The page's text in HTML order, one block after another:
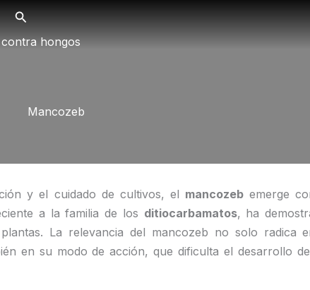
Buscar
hongos
Mancozeb
y el cuidado de cultivos, el mancozeb emerge
a la familia de los ditiocarbamatos, ha
La relevancia del mancozeb no solo radica
en su modo de acción, que dificulta el desarrollo